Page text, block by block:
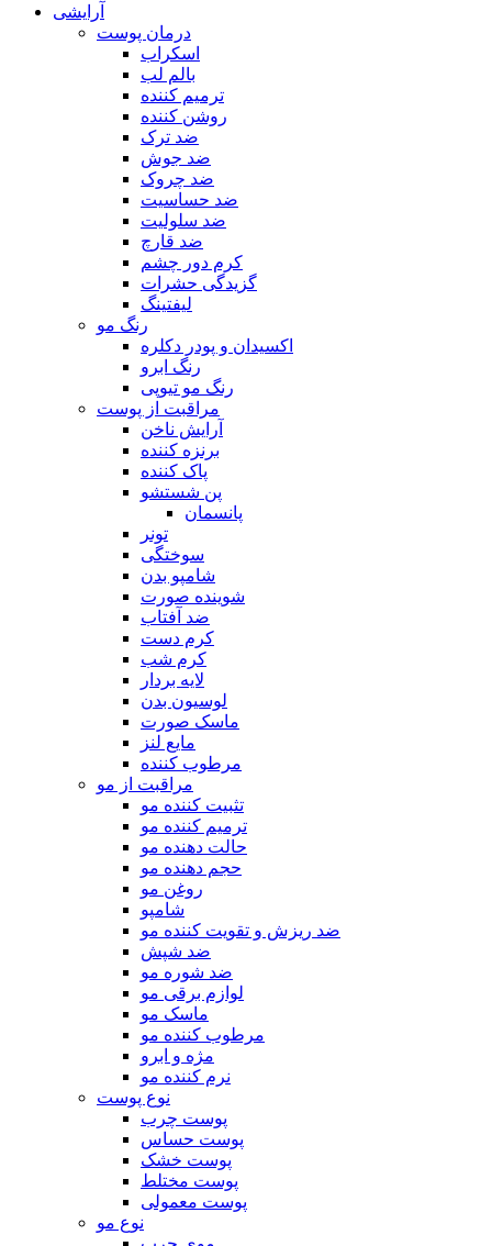
آرایشی
درمان پوست
اسکراب
بالم لب
ترمیم کننده
روشن کننده
ضد ترک
ضد جوش
ضد چروک
ضد حساسیت
ضد سلولیت
ضد قارچ
کرم دور چشم
گزیدگی حشرات
لیفتینگ
رنگ مو
اکسیدان و پودر دکلره
رنگ ابرو
رنگ مو تیوپی
مراقبت از پوست
آرایش ناخن
برنزه کننده
پاک کننده
پن شستشو
پانسمان
تونر
سوختگی
شامپو بدن
شوینده صورت
ضد آفتاب
کرم دست
کرم شب
لایه بردار
لوسیون بدن
ماسک صورت
مایع لنز
مرطوب کننده
مراقبت از مو
تثبیت کننده مو
ترمیم کننده مو
حالت دهنده مو
حجم دهنده مو
روغن مو
شامپو
ضد ریزش و تقویت کننده مو
ضد شپش
ضد شوره مو
لوازم برقی مو
ماسک مو
مرطوب کننده مو
مژه و ابرو
نرم کننده مو
نوع پوست
پوست چرب
پوست حساس
پوست خشک
پوست مختلط
پوست معمولی
نوع مو